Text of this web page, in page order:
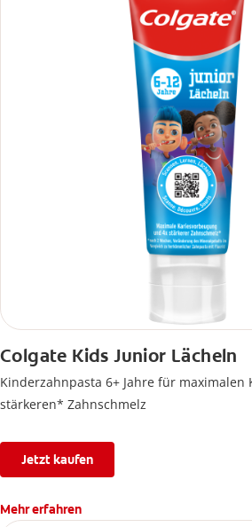
Colgate Kids Junior Lächeln
Kinderzahnpasta 6+ Jahre für maximalen
stärkeren* Zahnschmelz
Jetzt kaufen
Mehr erfahren